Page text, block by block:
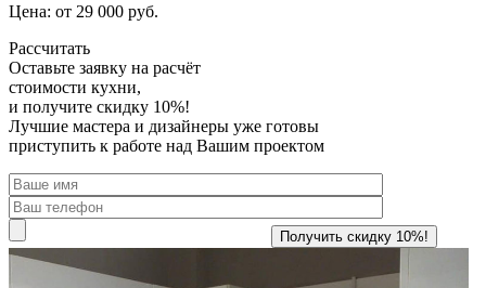
Цена: от 29 000 руб.
Рассчитать
Оставьте заявку на расчёт
стоимости кухни,
и получите скидку 10%!
Лучшие мастера и дизайнеры уже готовы
приступить к работе над Вашим проектом